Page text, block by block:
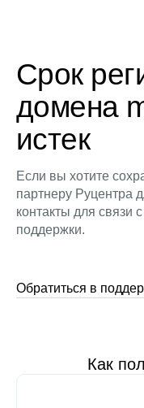
Срок
домена
истек
Если вы хотите
партнеру Руцентра
контакты для связи
поддержки.
Обратиться в
Как